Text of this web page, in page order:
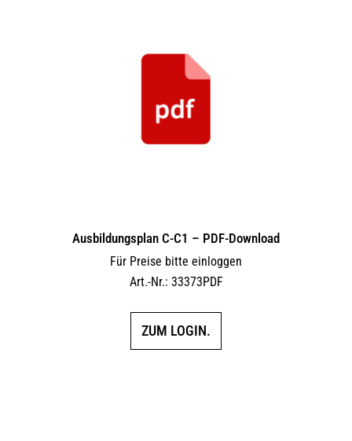
Ausbildungsplan C-C1 – PDF-Download
Für Preise bitte einloggen
Art.-Nr.: 33373PDF
ZUM LOGIN.